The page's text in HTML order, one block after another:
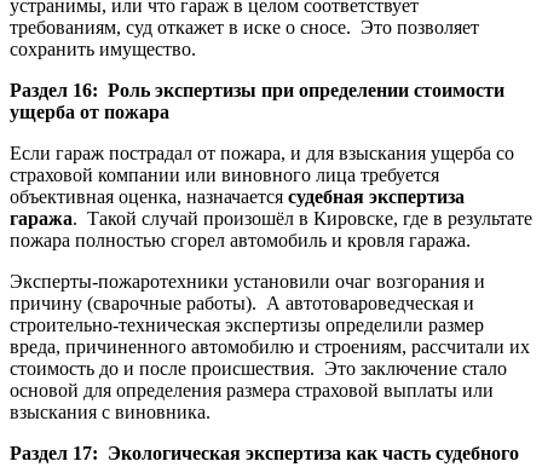
устранимы, или что гараж в целом соответствует
требованиям, суд откажет в иске о сносе. Это позволяет
сохранить имущество.
Раздел 16: Роль экспертизы при определении стоимости
ущерба от пожара
Если гараж пострадал от пожара, и для взыскания ущерба со
страховой компании или виновного лица требуется
объективная оценка, назначается судебная экспертиза
гаража. Такой случай произошёл в Кировске, где в результате
пожара полностью сгорел автомобиль и кровля гаража.
Эксперты-пожаротехники установили очаг возгорания и
причину (сварочные работы). А автотовароведческая и
строительно-техническая экспертизы определили размер
вреда, причиненного автомобилю и строениям, рассчитали их
стоимость до и после происшествия. Это заключение стало
основой для определения размера страховой выплаты или
взыскания с виновника.
Раздел 17: Экологическая экспертиза как часть судебного